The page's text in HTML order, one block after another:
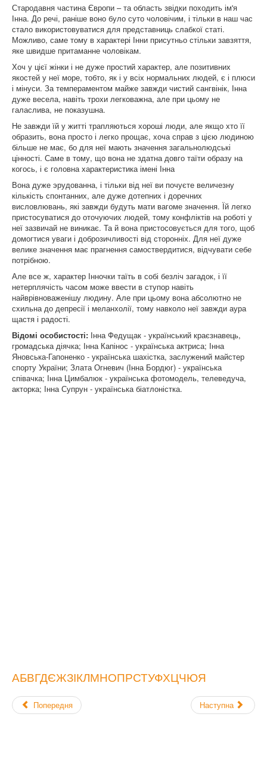
Стародавня частина Європи – та область звідки походить ім'я
Інна. До речі, раніше воно було суто чоловічим, і тільки в наш час
стало використовуватися для представниць слабкої статі.
Можливо, саме тому в характері Інни присутньо стільки завзяття,
яке швидше притаманне чоловікам.
Хоч у цієї жінки і не дуже простий характер, але позитивних
якостей у неї море, тобто, як і у всіх нормальних людей, є і плюси
і мінуси. За темпераментом майже завжди чистий сангвінік, Інна
дуже весела, навіть трохи легковажна, але при цьому не
галаслива, не показушна.
Не завжди їй у житті трапляються хороші люди, але якщо хто її
образить, вона просто і легко прощає, хоча справ з цією людиною
більше не має, бо для неї мають значення загальнолюдські
цінності. Саме в тому, що вона не здатна довго таїти образу на
когось, і є головна характеристика імені Інна
Вона дуже эрудованна, і тільки від неї ви почуєте величезну
кількість спонтанних, але дуже дотепних і доречних
висловлювань, які завжди будуть мати вагоме значення. Їй легко
пристосуватися до оточуючих людей, тому конфліктів на роботі у
неї зазвичай не виникає. Та й вона пристосовується для того, щоб
домогтися уваги і доброзичливості від сторонніх. Для неї дуже
велике значення має прагнення самоствердитися, відчувати себе
потрібною.
Але все ж, характер Інночки таїть в собі безліч загадок, і її
нетерплячість часом може ввести в ступор навіть
найврівноваженішу людину. Але при цьому вона абсолютно не
схильна до депресії і меланхолії, тому навколо неї завжди аура
щастя і радості.
Відомі особистості: Інна Федущак - український краєзнавець,
громадська діячка; Інна Капінос - українська актриса; Інна
Яновська-Гапоненко - українська шахістка, заслужений майстер
спорту України; Злата Огневич (Інна Бордюг) - українська
співачка; Інна Цимбалюк - українська фотомодель, телеведуча,
акторка; Інна Супрун - українська біатлоністка.
АБВГДЄЖЗІКЛМНОПРСТУФХЦЧЮЯ
Попередня Наступна